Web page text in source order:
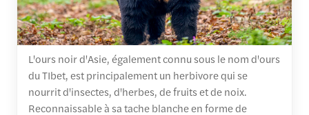
L'ours noir d'Asie, également connu sous le nom d'ours
du TIbet, est principalement un herbivore qui se
nourrit d'insectes, d'herbes, de fruits et de noix.
Reconnaissable à sa tache blanche en forme de